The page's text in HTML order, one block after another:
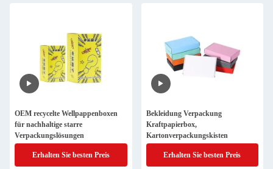
OEM recycelte Wellpappenboxen
für nachhaltige starre
Verpackungslösungen
Erhalten Sie besten Preis
Bekleidung Verpackung
Kraftpapierbox,
Kartonverpackungskisten
Erhalten Sie besten Preis